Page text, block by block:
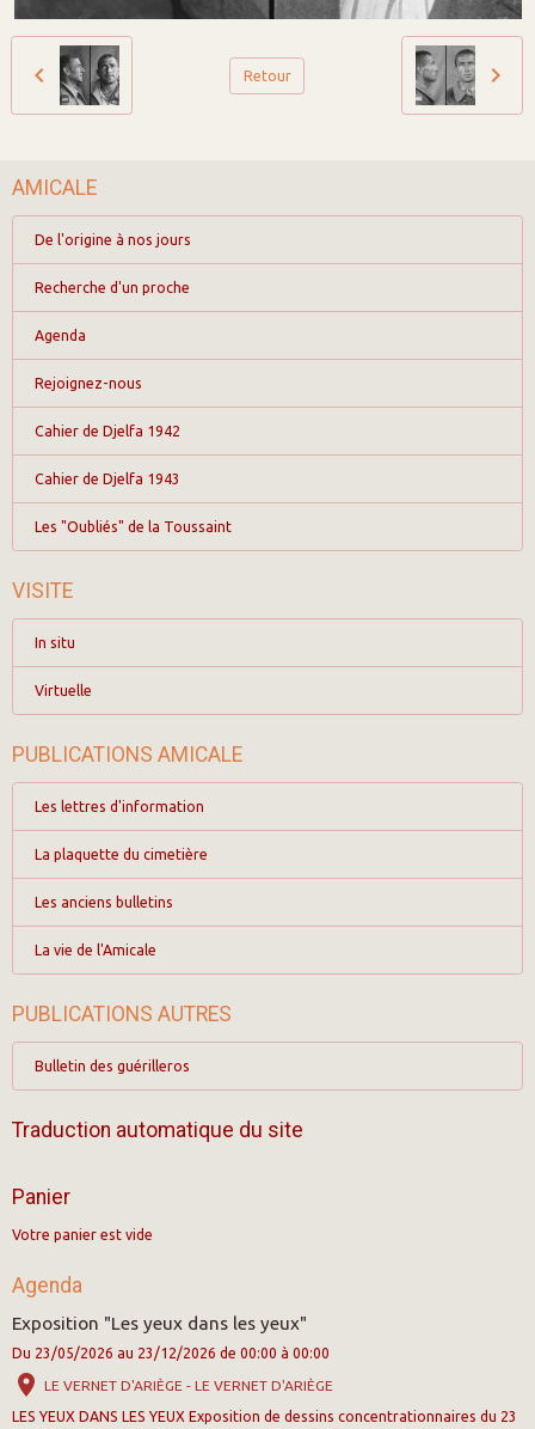
Retour
AMICALE
De l'origine à nos jours
Recherche d'un proche
Agenda
Rejoignez-nous
Cahier de Djelfa 1942
Cahier de Djelfa 1943
Les "Oubliés" de la Toussaint
VISITE
In situ
Virtuelle
PUBLICATIONS AMICALE
Les lettres d'information
La plaquette du cimetière
Les anciens bulletins
La vie de l'Amicale
PUBLICATIONS AUTRES
Bulletin des guérilleros
Traduction automatique du site
Panier
Votre panier est vide
Agenda
Exposition "Les yeux dans les yeux"
Du 23/05/2026 au 23/12/2026 de 00:00 à 00:00
LE VERNET D'ARIÈGE - LE VERNET D'ARIÈGE
LES YEUX DANS LES YEUX Exposition de dessins concentrationnaires du 23